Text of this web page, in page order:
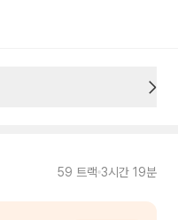
59 트랙 3시간 19분